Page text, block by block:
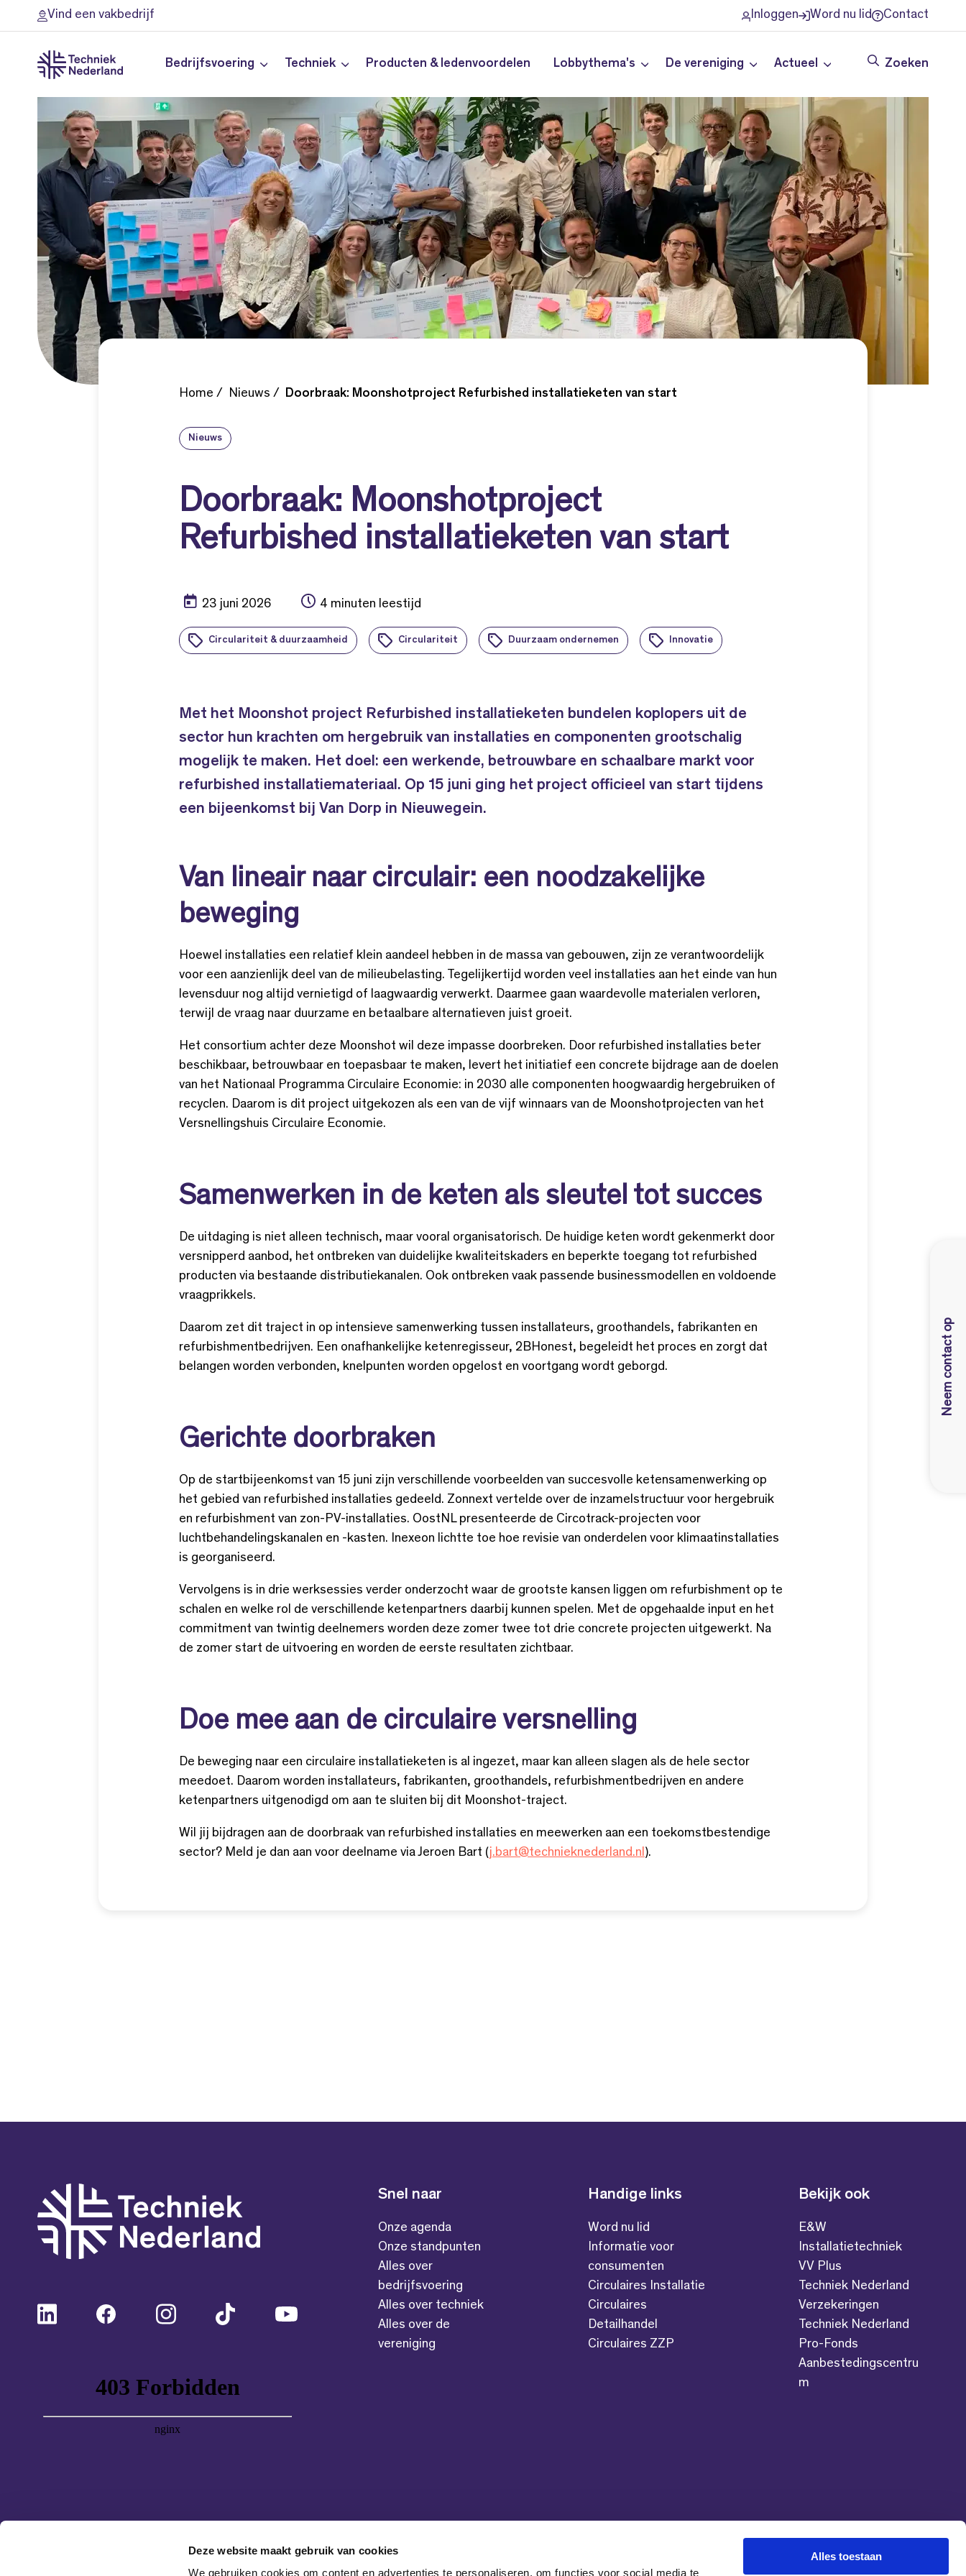
Deze website maakt gebruik van cookies
We gebruiken cookies om content en advertenties te personaliseren, om functies voor social media te
Alles toestaan
Vind een vakbedrijf Inloggen Word nu lid Contact
Bedrijfsvoering Techniek Producten & ledenvoordelen Lobbythema's De vereniging Actueel Zoeken
Home Nieuws Doorbraak: Moonshotproject Refurbished installatieketen van start
Nieuws
Doorbraak: Moonshotproject
Refurbished installatieketen van start
23 juni 2026 4 minuten leestijd
Circulariteit & duurzaamheid Circulariteit Duurzaam ondernemen Innovatie
Met het Moonshot project Refurbished installatieketen bundelen koplopers uit de
sector hun krachten om hergebruik van installaties en componenten grootschalig
mogelijk te maken. Het doel: een werkende, betrouwbare en schaalbare markt voor
refurbished installatiemateriaal. Op 15 juni ging het project officieel van start tijdens
een bijeenkomst bij Van Dorp in Nieuwegein.
Van lineair naar circulair: een noodzakelijke
beweging
Hoewel installaties een relatief klein aandeel hebben in de massa van gebouwen, zijn ze verantwoordelijk
voor een aanzienlijk deel van de milieubelasting. Tegelijkertijd worden veel installaties aan het einde van hun
levensduur nog altijd vernietigd of laagwaardig verwerkt. Daarmee gaan waardevolle materialen verloren,
terwijl de vraag naar duurzame en betaalbare alternatieven juist groeit.
Het consortium achter deze Moonshot wil deze impasse doorbreken. Door refurbished installaties beter
beschikbaar, betrouwbaar en toepasbaar te maken, levert het initiatief een concrete bijdrage aan de doelen
van het Nationaal Programma Circulaire Economie: in 2030 alle componenten hoogwaardig hergebruiken of
recyclen. Daarom is dit project uitgekozen als een van de vijf winnaars van de Moonshotprojecten van het
Versnellingshuis Circulaire Economie.
Samenwerken in de keten als sleutel tot succes
De uitdaging is niet alleen technisch, maar vooral organisatorisch. De huidige keten wordt gekenmerkt door
versnipperd aanbod, het ontbreken van duidelijke kwaliteitskaders en beperkte toegang tot refurbished
producten via bestaande distributiekanalen. Ook ontbreken vaak passende businessmodellen en voldoende
vraagprikkels.
Daarom zet dit traject in op intensieve samenwerking tussen installateurs, groothandels, fabrikanten en
refurbishmentbedrijven. Een onafhankelijke ketenregisseur, 2BHonest, begeleidt het proces en zorgt dat
belangen worden verbonden, knelpunten worden opgelost en voortgang wordt geborgd.
Gerichte doorbraken
Op de startbijeenkomst van 15 juni zijn verschillende voorbeelden van succesvolle ketensamenwerking op
het gebied van refurbished installaties gedeeld. Zonnext vertelde over de inzamelstructuur voor hergebruik
en refurbishment van zon-PV-installaties. OostNL presenteerde de Circotrack-projecten voor
luchtbehandelingskanalen en -kasten. Inexeon lichtte toe hoe revisie van onderdelen voor klimaatinstallaties
is georganiseerd.
Vervolgens is in drie werksessies verder onderzocht waar de grootste kansen liggen om refurbishment op te
schalen en welke rol de verschillende ketenpartners daarbij kunnen spelen. Met de opgehaalde input en het
commitment van twintig deelnemers worden deze zomer twee tot drie concrete projecten uitgewerkt. Na
de zomer start de uitvoering en worden de eerste resultaten zichtbaar.
Doe mee aan de circulaire versnelling
De beweging naar een circulaire installatieketen is al ingezet, maar kan alleen slagen als de hele sector
meedoet. Daarom worden installateurs, fabrikanten, groothandels, refurbishmentbedrijven en andere
ketenpartners uitgenodigd om aan te sluiten bij dit Moonshot-traject.
Wil jij bijdragen aan de doorbraak van refurbished installaties en meewerken aan een toekomstbestendige
sector? Meld je dan aan voor deelname via Jeroen Bart (j.bart@technieknederland.nl).
Neem contact op
Snel naar
Onze agenda
Onze standpunten
Alles over
bedrijfsvoering
Alles over techniek
Alles over de
vereniging
Handige links
Word nu lid
Informatie voor
consumenten
Circulaires Installatie
Circulaires
Detailhandel
Circulaires ZZP
Bekijk ook
E&W
Installatietechniek
VV Plus
Techniek Nederland
Verzekeringen
Techniek Nederland
Pro-Fonds
Aanbestedingscentru
m